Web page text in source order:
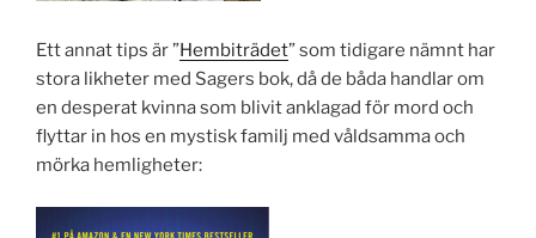
Ett annat tips är ”Hembiträdet” som tidigare nämnt har
stora likheter med Sagers bok, då de båda handlar om
en desperat kvinna som blivit anklagad för mord och
flyttar in hos en mystisk familj med våldsamma och
mörka hemligheter: